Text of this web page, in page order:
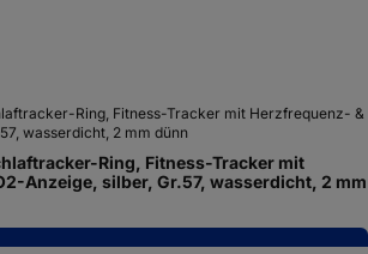
Ring, Fitness-Tracker mit
Anzeige, silber, Gr.57, wasserdicht, 2 mm